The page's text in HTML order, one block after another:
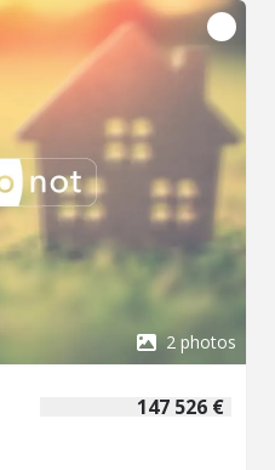
2 photos
147 526 €